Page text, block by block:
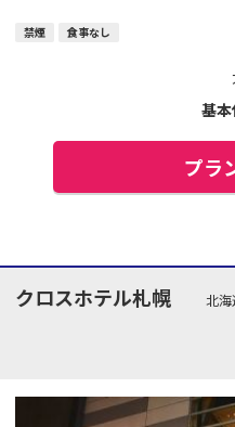
禁煙 食事なし
基
プラ
クロスホテル札幌
北